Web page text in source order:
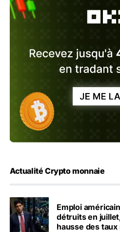
Actualité Crypto monnaie
Emploi
détruits en
hausse des